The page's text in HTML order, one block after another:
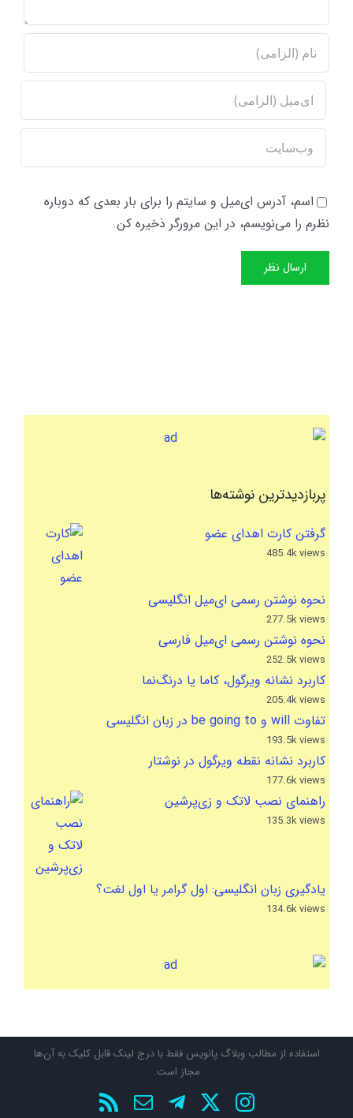
اسم، آدرس ای‌میل و سایتم را برای بار بعدی که دوباره
نظرم را می‌نویسم، در این مرورگر ذخیره کن.
پربازدیدترین نوشته‌ها
گرفتن کارت اهدای عضو
485.4k views
نحوه نوشتن رسمی ای‌میل انگلیسی
277.5k views
نحوه نوشتن رسمی ای‌میل فارسی
252.5k views
کاربرد نشانه ویرگول، کاما یا درنگ‌نما
205.4k views
تفاوت will و be going to در زبان انگلیسی
193.5k views
کاربرد نشانه نقطه ویرگول در نوشتار
177.6k views
راهنمای نصب لاتک و زی‌پرشین
135.3k views
یادگیری زبان انگلیسی: اول گرامر یا اول لغت؟
134.6k views
استفاده از مطالب وبلاگ پانویس فقط با درج لینک قابل کلیک به آن‌ها
مجاز است.
InstagramتلگرامپستRss